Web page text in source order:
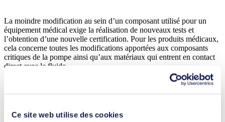
Ce site web utilise des cookies
La moindre modification au sein d’un composant utilisé pour un
équipement médical exige la réalisation de nouveaux tests et
l’obtention d’une nouvelle certification. Pour les produits médicaux,
cela concerne toutes les modifications apportées aux composants
critiques de la pompe ainsi qu’aux matériaux qui entrent en contact
direct avec le fluide.
Une certification longue et coûteuse
implique des matériaux approuvés par la FDA. Cependant, de